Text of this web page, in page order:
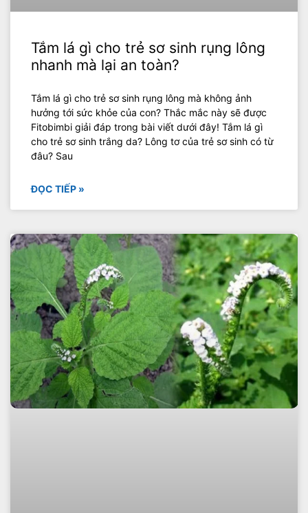
Tắm lá gì cho trẻ sơ sinh rụng lông
nhanh mà lại an toàn?
Tắm lá gì cho trẻ sơ sinh rụng lông mà không ảnh
hưởng tới sức khỏe của con? Thắc mắc này sẽ được
Fitobimbi giải đáp trong bài viết dưới đây! Tắm lá gì
cho trẻ sơ sinh trắng da? Lông tơ của trẻ sơ sinh có từ
đâu? Sau
ĐỌC TIẾP »